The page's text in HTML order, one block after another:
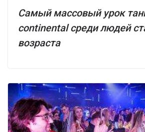
Самый массовый урок
continental среди людей
возраста